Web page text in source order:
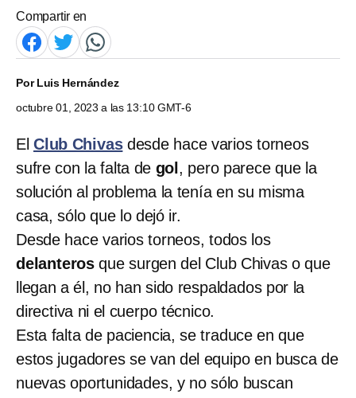
Compartir en
PorLuis Hernández
octubre 01, 2023 a las 13:10 GMT-6
El Club Chivasdesde hace varios torneos
sufre con la falta de gol , pero parece que la
solución al problema la tenía en su misma
casa, sólo que lo dejó ir.
Desde hace varios torneos, todos los
delanteros que surgen del Club Chivas o que
llegan a él, no han sido respaldados por la
directiva ni el cuerpo técnico.
Esta falta de paciencia, se traduce en que
estos jugadores se van del equipo en busca de
nuevas oportunidades, y no sólo buscan